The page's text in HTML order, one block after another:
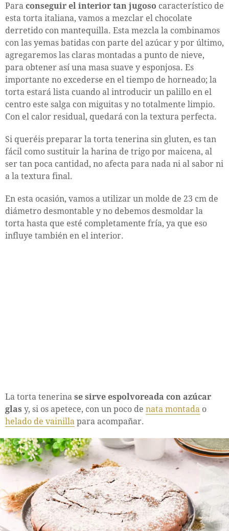
Para conseguir el interior tan jugoso característico de
esta torta italiana, vamos a mezclar el chocolate
derretido con mantequilla. Esta mezcla la combinamos
con las yemas batidas con parte del azúcar y por último,
agregaremos las claras montadas a punto de nieve,
para obtener así una masa suave y esponjosa. Es
importante no excederse en el tiempo de horneado; la
torta estará lista cuando al introducir un palillo en el
centro este salga con miguitas y no totalmente limpio.
Con el calor residual, quedará con la textura perfecta.
Si queréis preparar la torta tenerina sin gluten, es tan
fácil como sustituir la harina de trigo por maicena, al
ser tan poca cantidad, no afecta para nada ni al sabor ni
a la textura final.
En esta ocasión, vamos a utilizar un molde de 23 cm de
diámetro desmontable y no debemos desmoldar la
torta hasta que esté completamente fría, ya que eso
influye también en el interior.
La torta tenerina se sirve espolvoreada con azúcar
glas y, si os apetece, con un poco de nata montada o
helado de vainilla para acompañar.